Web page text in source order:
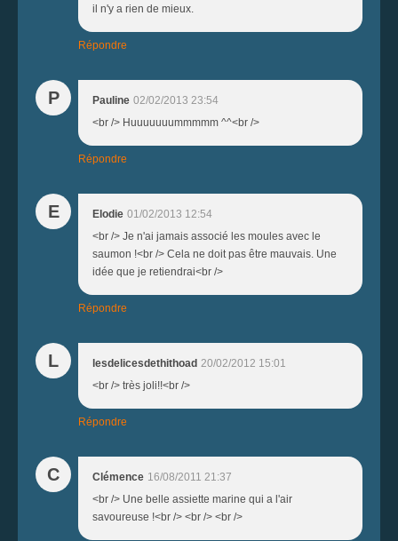
il n'y a rien de mieux.
Répondre
P Pauline 02/02/2013 23:54
<br /> Huuuuuuummmmm ^^<br />
Répondre
E Elodie 01/02/2013 12:54
<br /> Je n'ai jamais associé les moules avec le
saumon !<br /> Cela ne doit pas être mauvais. Une
idée que je retiendrai<br />
Répondre
L lesdelicesdethithoad 20/02/2012 15:01
<br /> très joli!!<br />
Répondre
C Clémence 16/08/2011 21:37
<br /> Une belle assiette marine qui a l'air
savoureuse !<br /> <br /> <br />